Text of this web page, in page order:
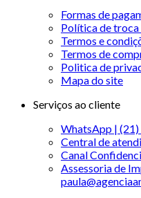
Formas de
Política de troca
Termos e
Termos de
Politica de
Mapa do site
Serviços ao cliente
WhatsApp |
Central de
Canal
Assessoria de